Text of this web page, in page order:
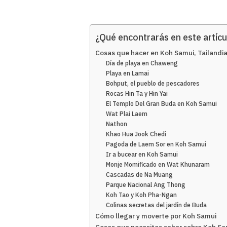
¿Qué encontrarás en este
Cosas que hacer en Koh Samui, Tailandia
Día de playa en Chaweng
Playa en Lamai
Bohput, el pueblo de pescadores
Rocas Hin Ta y Hin Yai
El Templo Del Gran Buda en Koh Samui
Wat Plai Laem
Nathon
Khao Hua Jook Chedi
Pagoda de Laem Sor en Koh Samui
Ir a bucear en Koh Samui
Monje Momificado en Wat Khunaram
Cascadas de Na Muang
Parque Nacional Ang Thong
Koh Tao y Koh Pha-Ngan
Colinas secretas del jardín de Buda
Cómo llegar y moverte por Koh Samui